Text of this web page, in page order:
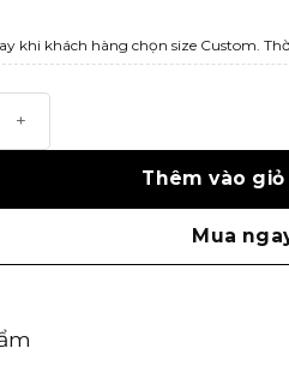
khi khách hàng chọn size Custom.
Thêm vào
Mua